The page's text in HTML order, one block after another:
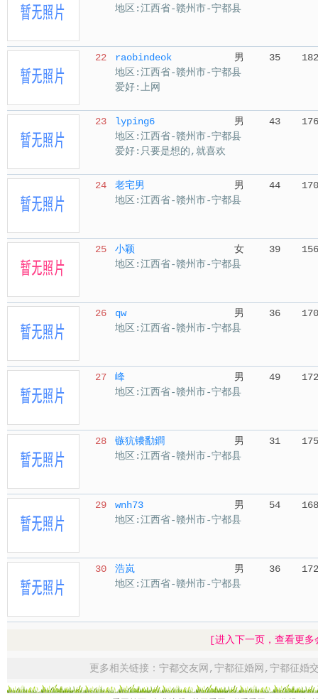
地区:江西省-赣州市-宁都县
22 raobindeok 男 35
182
地区:江西省-赣州市-宁都县
爱好:上网
23 lyping6 男 43
176
地区:江西省-赣州市-宁都县
爱好:只要是想的,就喜欢
24 老宅男 男 44
170
地区:江西省-赣州市-宁都县
25 小颖 女 39
156
地区:江西省-赣州市-宁都县
26 qw 男 36
170
地区:江西省-赣州市-宁都县
27 峰 男 49
172
地区:江西省-赣州市-宁都县
28 镞犺镄勫鐧 男 31
175
地区:江西省-赣州市-宁都县
29 wnh73 男 54
168
地区:江西省-赣州市-宁都县
30 浩岚 男 36
172
地区:江西省-赣州市-宁都县
[进入下一页，查看更
更多相关链接： 宁都交友网 , 宁都征婚网 , 宁都征婚